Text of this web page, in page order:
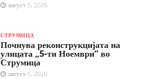
август 5, 2026
СТРУМИЦА
Почнува реконструкцијата на
улицата „5-ти Ноември“ во
Струмица
август 5, 2026